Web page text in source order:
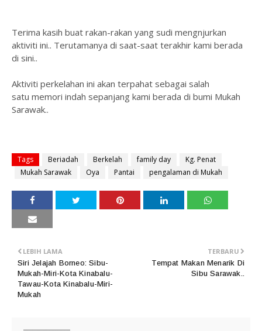
Terima kasih buat rakan-rakan yang sudi mengnjurkan
aktiviti ini.. Terutamanya di saat-saat terakhir kami berada
di sini..
Aktiviti perkelahan ini akan terpahat sebagai salah
satu memori indah sepanjang kami berada di bumi Mukah
Sarawak..
Tags Beriadah Berkelah family day
Kg. Penat
Mukah Sarawak
Oya Pantai pengalaman di Mukah
TERBARU
Tempat Makan Menarik Di
Sibu Sarawak..
LEBIH LAMA
Siri Jelajah Borneo: Sibu-
Mukah-Miri-Kota Kinabalu-
Tawau-Kota Kinabalu-Miri-
Mukah